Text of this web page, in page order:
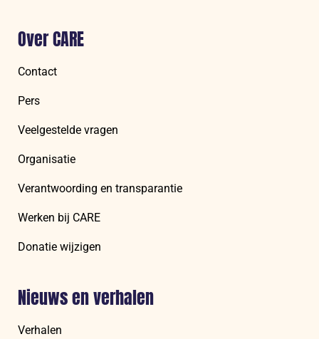
Over CARE
Contact
Pers
Veelgestelde vragen
Organisatie
Verantwoording en transparantie
Werken bij CARE
Donatie wijzigen
Nieuws en verhalen
Verhalen